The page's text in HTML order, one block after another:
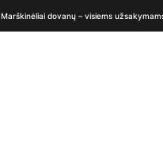
Marškinėliai dovanų – visiems